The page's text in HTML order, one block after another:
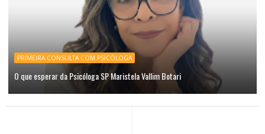
PRIMEIRA CONSULTA COM PSICÓLOGA
O que esperar da Psicóloga SP Maristela Vallim Botari